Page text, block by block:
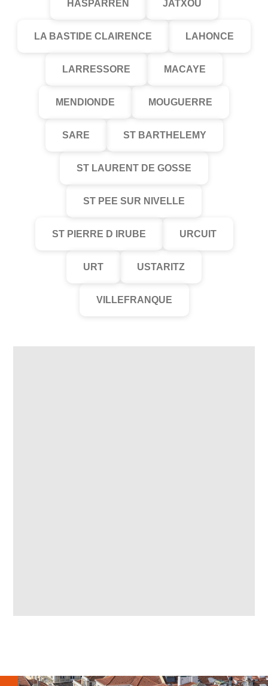
HASPARREN JATXOU
LA BASTIDE CLAIRENCE LAHONCE
LARRESSORE MACAYE
MENDIONDE MOUGUERRE
SARE ST BARTHELEMY
ST LAURENT DE GOSSE
ST PEE SUR NIVELLE
ST PIERRE D IRUBE URCUIT
URT USTARITZ
VILLEFRANQUE